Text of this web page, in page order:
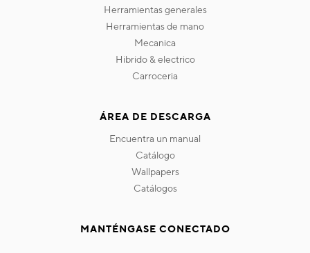
herramientas generales
herramientas de mano
mecanica
hibrido & electrico
carroceria
ÁREA DE DESCARGA
encuentra un manual
catálogo
wallpapers
catálogos
MANTÉNGASE CONECTADO